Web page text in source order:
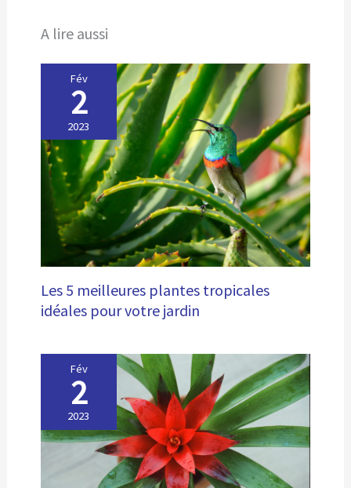
A lire aussi
Fév
2
2023
Les 5 meilleures plantes tropicales
idéales pour votre jardin
Fév
2
2023